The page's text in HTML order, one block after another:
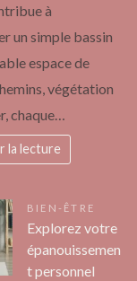
à
un simple bassin
espace de
végétation
chaque…
la lecture
BIEN-ÊTRE
Explorez votre
épanouissemen
t personnel